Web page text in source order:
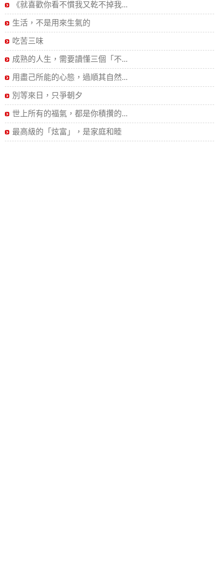
《就喜歡你看不慣我又乾不掉我...
生活，不是用來生氣的
吃苦三味
成熟的人生，需要讀懂三個「不...
用盡己所能的心態，過順其自然...
別等來日，只爭朝夕
世上所有的福氣，都是你積攢的...
最高級的「炫富」，是家庭和睦